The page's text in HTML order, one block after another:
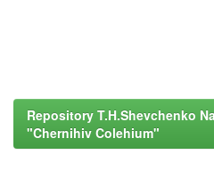
Repository T.H.Shevchenko
"Chernihiv Colehium"